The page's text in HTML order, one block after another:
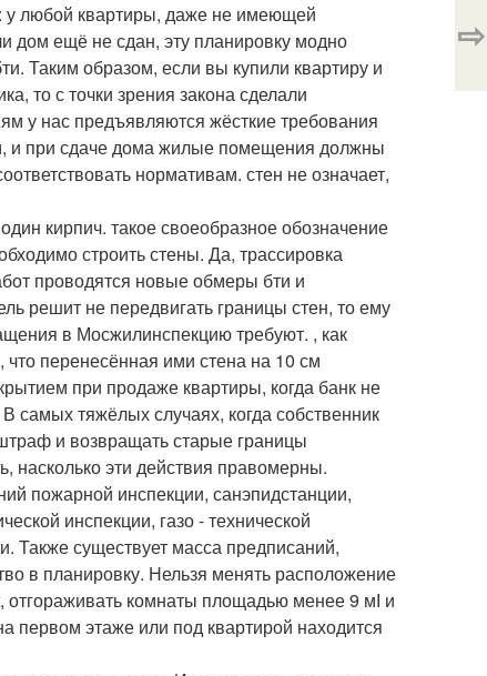
у любой квартиры, даже не имеющей
дом ещё не сдан, эту планировку модно
Таким образом, если вы купили квартиру и
то с точки зрения закона сделали
у нас предъявляются жёсткие требования
и при сдаче дома жилые помещения должны
нормативам. стен не означает,
кирпич. такое своеобразное обозначение
строить стены. Да, трассировка
проводятся новые обмеры бти и
решит не передвигать границы стен, то ему
в Мосжилинспекцию требуют. , как
перенесённая ими стена на 10 см
при продаже квартиры, когда банк не
самых тяжёлых случаях, когда собственник
и возвращать старые границы
насколько эти действия правомерны.
пожарной инспекции, санэпидстанции,
инспекции, газо - технической
Также существует масса предписаний,
в планировку. Нельзя менять расположение
комнаты площадью менее 9 мІ и
первом этаже или под квартирой находится
⇨